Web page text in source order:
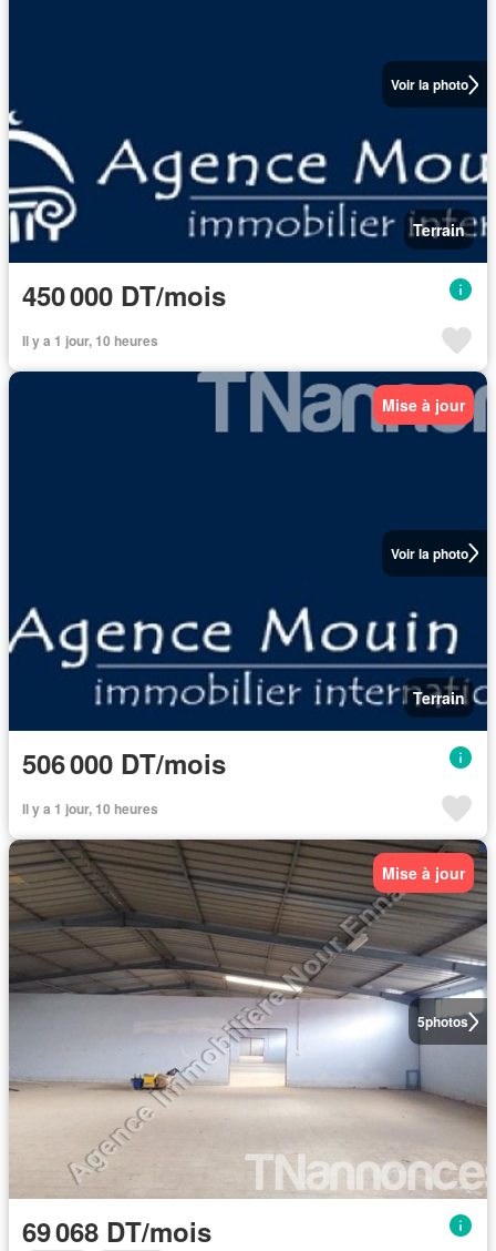
Voir la photo
Terrain
450 000 DT/mois
Il y a 1 jour, 10 heures
Voir la photo
Mise à jour
Terrain
506 000 DT/mois
Il y a 1 jour, 10 heures
5photos
Mise à jour
69 068 DT/mois